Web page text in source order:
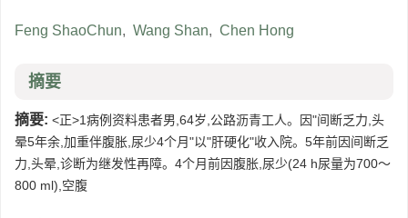
Feng ShaoChun, Wang Shan, Chen Hong
摘要
摘要: <正>1病例资料患者男,64岁,公路沥青工人。因"间断乏力,头
晕5年余,加重伴腹胀,尿少4个月"以"肝硬化"收入院。5年前因间断乏
力,头晕,诊断为继发性再障。4个月前因腹胀,尿少(24 h尿量为700～
800 ml),空腹